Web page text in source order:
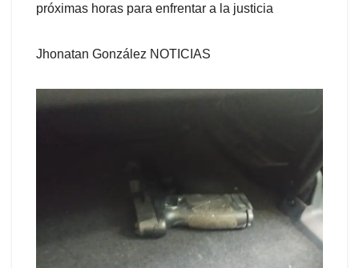
próximas horas para enfrentar a la justicia
Jhonatan González NOTICIAS